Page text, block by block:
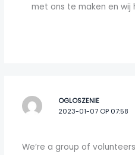
met ons te maken en wij
OGLOSZENIE
2023-01-07 OP 07:58
We’re a group of